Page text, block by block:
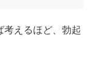
考えるほど、勃起